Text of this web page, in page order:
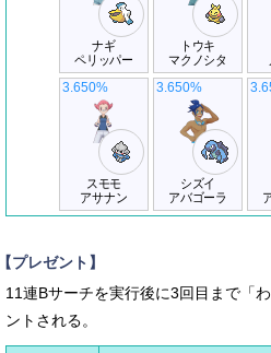
ナギ
ペリッパー
トウキ
マクノシタ
スモモ
アサナン
3.650%
シズイ
アバゴーラ
3.650%
プレゼント】
11連Bサーチを実行後に3回目まで「
ントされる。